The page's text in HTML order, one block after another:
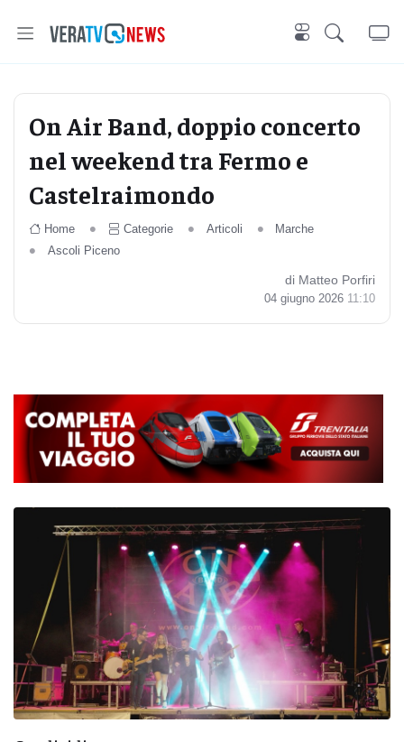
On Air Band, doppio concerto
nel weekend tra Fermo e
Castelraimondo
Home Categorie Articoli
Marche
Ascoli Piceno
di Matteo Porfiri
04 giugno 2026 11:10